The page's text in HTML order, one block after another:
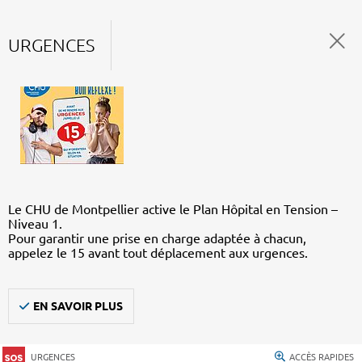
URGENCES
Le CHU de Montpellier active le Plan Hôpital en Tension –
Niveau 1.
Pour garantir une prise en charge adaptée à chacun,
appelez le 15 avant tout déplacement aux urgences.
EN SAVOIR PLUS
URGENCES ACCÈS RAPIDES